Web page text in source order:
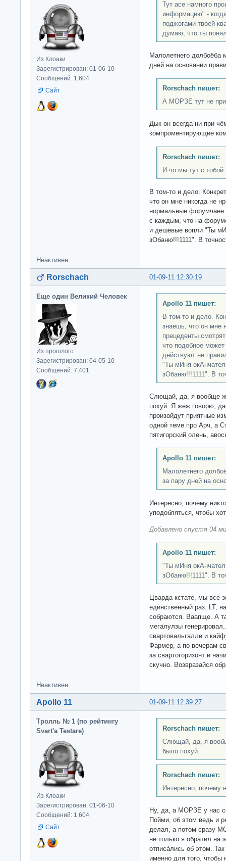
Из Клоаки
Зарегистрирован: 01-06-10
Сообщений: 1,604
Сайт
Тут асе намного
информацию" -
поджогами твоей
думаю, что ты
Малолетнего долбоёба
дней на основании
Rorschach пишет:
А МОРЗЕ тут не
Дык он всегда ни при
компроментирующие
Rorschach пишет:
И чо мы тут с
В том-то и дело.
что он мне никогда не
нормальные форумчане
с каждым, что на
и дешёвые вопли "Ты
зОбаню!!!1111". В
Неактивен
01-09-11 12:30:19
Rorschach
Еще один Великий Человек
Из прошлого
Зарегистрирован: 04-05-10
Сообщений: 7,401
Apollo 11 пишет:
В том-то и дело.
знаешь, что он мне
прецеденты
что подобное
действуют не
"Ты мИня
зОбаню!!!1111". В
Слющай, да, я вообще
похуй. Я жеж говорю,
произойдут приятные
одной теме про Арч, а
пятигорский олень,
Apollo 11 пишет:
Малолетнего
за пару дней на
Интересно, почему
уподобляться, чтобы
Добавлено спустя 04
Apollo 11 пишет:
"Ты мИня
зОбаню!!!1111". В
Цварда кстате, мы все
единственный раз. LT,
собраются. Ваапще. А
мегалулзы
свартовальгалле и
Фармер, а по вечерам
за свартогоризонт и
скучно. Возвразайся
Неактивен
01-09-11 12:39:27
Apollo 11
Тролль № 1 (по рейтингу
Svart'а Testare)
Из Клоаки
Зарегистрирован: 01-06-10
Сообщений: 1,604
Сайт
Rorschach пишет:
Слющай, да, я
было похуй.
Rorschach пишет:
Интересно, почему
Ну, да, а МОРЗЕ у нас
Пойми, об этом ведь и
делал, а потом сразу
не только я обратил на
отписáлись об этом.
именно для того,